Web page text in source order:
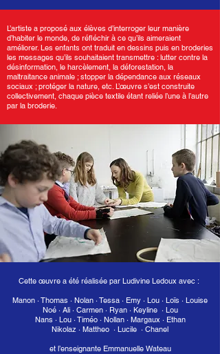
L’artiste a proposé aux élèves d’interroger leur manière
d’habiter le monde, de réﬂéchir à ce qu’ils aimeraient
améliorer. Les enfants ont traduit en dessins puis en broderies
les messages qu’ils souhaitaient transmettre : lutter contre la
désinformation, le harcèlement, la déforestation, la
maltraitance animale ; stopper la dépendance aux réseaux
sociaux ; protéger la nature, etc. L’œuvre s’est construite
collectivement, chaque pièce textile étant reliée l’une à l’autre
par la broderie.
Cette œuvre a été réalisée par Ludivine Ledoux avec :
Manon · Thomas · Nolan · Tessa · Emy · Lou · Loïs · Louise
Noé · Ali · Carmen · Ryan · Keyline · Lou
Nans · Lou · Timéo · Nollan · Margaux · Ethan
Nikolaz · Mattheo · Lucile · Chanel
et l’enseignante Emmanuelle Wateau